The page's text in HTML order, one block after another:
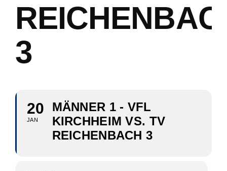
3
20
JAN
MÄNNER 1 - VFL
KIRCHHEIM VS. TV
REICHENBACH 3